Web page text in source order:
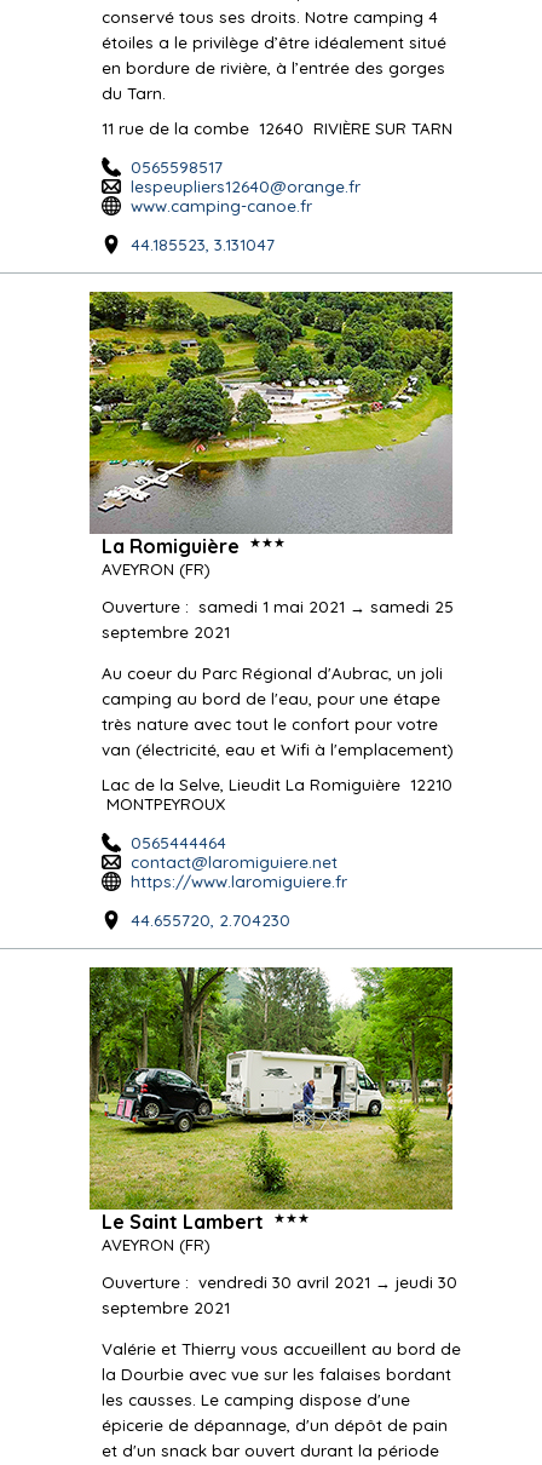
conservé tous ses droits. Notre camping 4
étoiles a le privilège d’être idéalement situé
en bordure de rivière, à l’entrée des gorges
du Tarn.
11 rue de la combe 12640 RIVIÈRE SUR TARN
0565598517
lespeupliers12640@orange.fr
www.camping-canoe.fr
44.185523, 3.131047
La Romiguière ★★★
AVEYRON (FR)
Ouverture : samedi 1 mai 2021 → samedi 25
septembre 2021
Au coeur du Parc Régional d'Aubrac, un joli
camping au bord de l'eau, pour une étape
très nature avec tout le confort pour votre
van (électricité, eau et Wifi à l'emplacement)
Lac de la Selve, Lieudit La Romiguière 12210
MONTPEYROUX
0565444464
contact@laromiguiere.net
https://www.laromiguiere.fr
44.655720, 2.704230
Le Saint Lambert ★★★
AVEYRON (FR)
Ouverture : vendredi 30 avril 2021 → jeudi 30
septembre 2021
Valérie et Thierry vous accueillent au bord de
la Dourbie avec vue sur les falaises bordant
les causses. Le camping dispose d'une
épicerie de dépannage, d'un dépôt de pain
et d'un snack bar ouvert durant la période